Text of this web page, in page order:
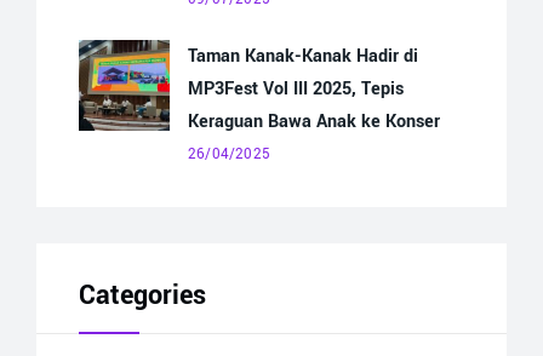
Taman Kanak-Kanak Hadir di
MP3Fest Vol III 2025, Tepis
Keraguan Bawa Anak ke Konser
26/04/2025
Categories